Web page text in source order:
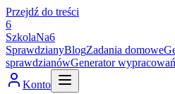
Przejdź do treści
6
SzkolaNa6
SprawdzianyBlogZadania domowe
sprawdzianówGenerator wypracowań
Konto